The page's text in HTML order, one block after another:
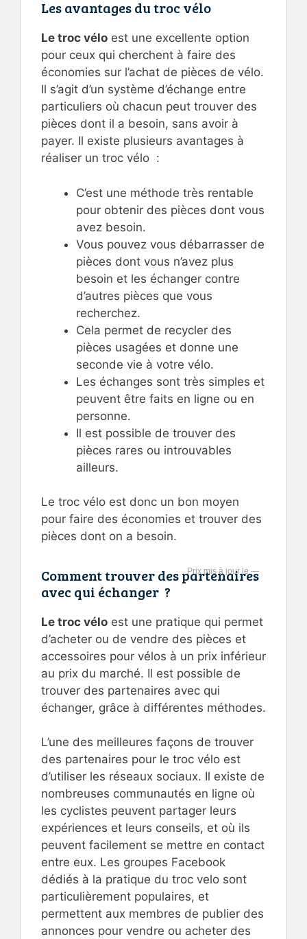
Les avantages du troc vélo
Le troc vélo est une excellente option
pour ceux qui cherchent à faire des
économies sur l’achat de pièces de vélo.
Il s’agit d’un système d’échange entre
particuliers où chacun peut trouver des
pièces dont il a besoin, sans avoir à
payer. Il existe plusieurs avantages à
réaliser un troc vélo :
C’est une méthode très rentable
pour obtenir des pièces dont vous
avez besoin.
Vous pouvez vous débarrasser de
pièces dont vous n’avez plus
besoin et les échanger contre
d’autres pièces que vous
recherchez.
Cela permet de recycler des
pièces usagées et donne une
seconde vie à votre vélo.
Les échanges sont très simples et
peuvent être faits en ligne ou en
personne.
Il est possible de trouver des
pièces rares ou introuvables
ailleurs.
Le troc vélo est donc un bon moyen
pour faire des économies et trouver des
pièces dont on a besoin.
—
Comment trouver des partenaires
avec qui échanger ?
Le troc vélo est une pratique qui permet
d’acheter ou de vendre des pièces et
accessoires pour vélos à un prix inférieur
au prix du marché. Il est possible de
trouver des partenaires avec qui
échanger, grâce à différentes méthodes.
L’une des meilleures façons de trouver
des partenaires pour le troc vélo est
d’utiliser les réseaux sociaux. Il existe de
nombreuses communautés en ligne où
les cyclistes peuvent partager leurs
expériences et leurs conseils, et où ils
peuvent facilement se mettre en contact
entre eux. Les groupes Facebook
dédiés à la pratique du troc velo sont
particulièrement populaires, et
permettent aux membres de publier des
annonces pour vendre ou acheter des